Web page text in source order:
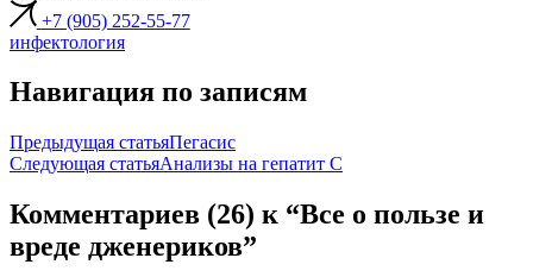
+7 (905) 252-55-77
инфектология
Навигация по записям
Предыдущая статьяПегасис
Следующая статьяАнализы на гепатит С
Комментариев (26) к “Все о пользе и
вреде дженериков”